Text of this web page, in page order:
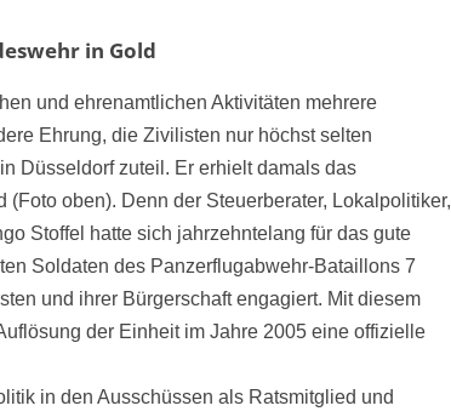
in Gold
und ehrenamtlichen Aktivitäten mehrere
Ehrung, die Zivilisten nur höchst selten
Düsseldorf zuteil. Er erhielt damals das
(Foto oben). Denn der Steuerberater, Lokalpolitiker,
Stoffel hatte sich jahrzehntelang für das gute
Soldaten des Panzerflugabwehr-Bataillons 7
und ihrer Bürgerschaft engagiert. Mit diesem
der Einheit im Jahre 2005 eine offizielle
in den Ausschüssen als Ratsmitglied und